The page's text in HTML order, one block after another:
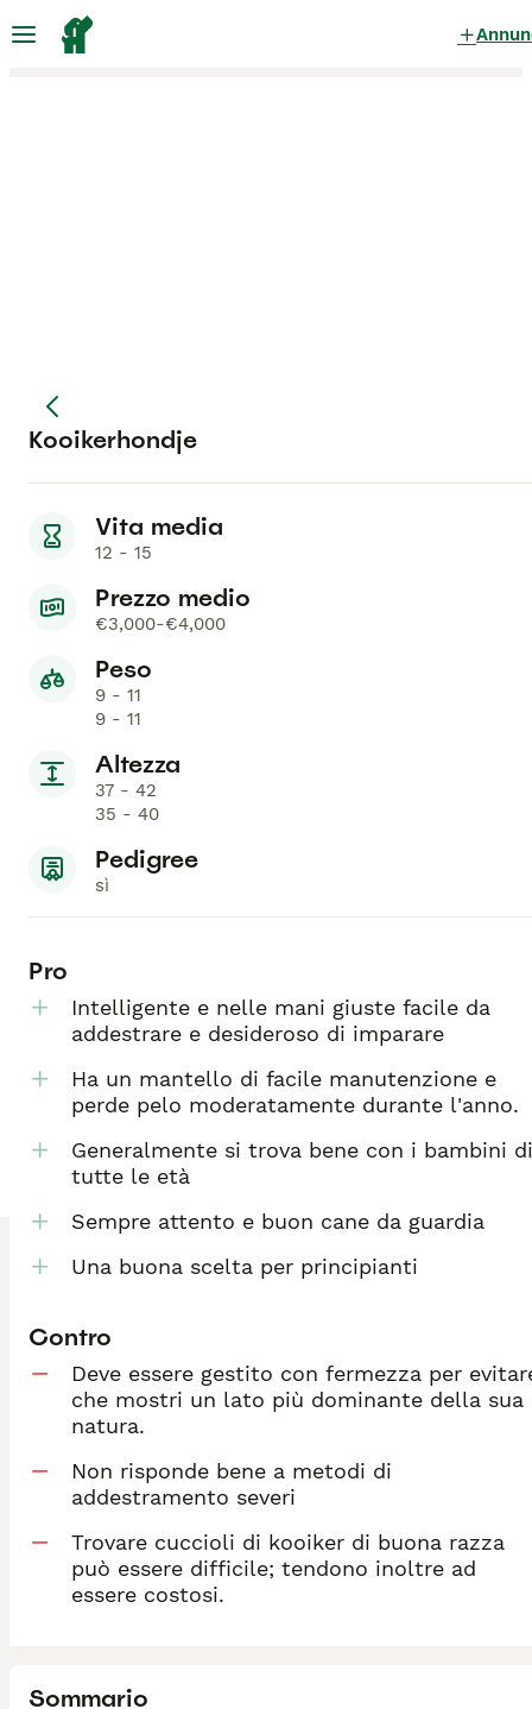
Kooikerhondje
Vita media
12 - 15
Prezzo medio
€3,000-€4,000
Peso
9 - 11
9 - 11
Altezza
37 - 42
35 - 40
Pedigree
sì
Pro
Intelligente e nelle mani giuste facile da
addestrare e desideroso di imparare
Ha un mantello di facile manutenzione e
perde pelo moderatamente durante l'anno.
Generalmente si trova bene con i bambini di
tutte le età
Sempre attento e buon cane da guardia
Una buona scelta per principianti
Contro
Deve essere gestito con fermezza per
che mostri un lato più dominante della sua
natura.
Non risponde bene a metodi di
addestramento severi
Trovare cuccioli di kooiker di buona razza
può essere difficile; tendono inoltre ad
essere costosi.
Sommario